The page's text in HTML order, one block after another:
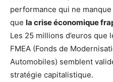
performance qui ne
que la crise économique
Les 25 millions d’euros que
FMEA (Fonds de
Automobiles) semblent
stratégie capitalistique.